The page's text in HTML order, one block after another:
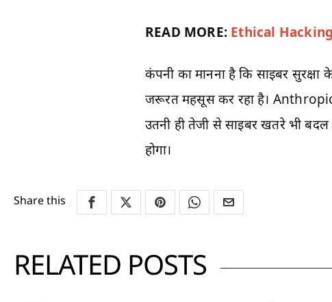
READ MORE: Ethical Hacking
कंपनी का मानना है कि साइबर सुरक्षा
जरूरत महसूस कर रहा है। Anthropic
उतनी ही तेजी से साइबर खतरे भी
होगा।
Share this
RELATED POSTS